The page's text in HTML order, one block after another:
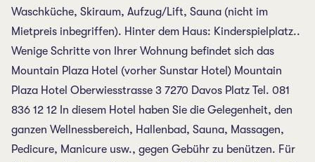
Waschküche, Skiraum, Aufzug/Lift, Sauna (nicht im
Mietpreis inbegriffen). Hinter dem Haus: Kinderspielplatz..
Wenige Schritte von Ihrer Wohnung befindet sich das
Mountain Plaza Hotel (vorher Sunstar Hotel) Mountain
Plaza Hotel Oberwiesstrasse 3 7270 Davos Platz Tel. 081
836 12 12 In diesem Hotel haben Sie die Gelegenheit, den
ganzen Wellnessbereich, Hallenbad, Sauna, Massagen,
Pedicure, Manicure usw., gegen Gebühr zu benützen. Für